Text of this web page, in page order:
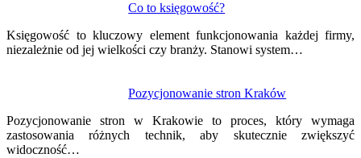
Co to księgowość?
Księgowość to kluczowy element funkcjonowania każdej firmy,
niezależnie od jej wielkości czy branży. Stanowi system…
Pozycjonowanie stron Kraków
Pozycjonowanie stron w Krakowie to proces, który wymaga
zastosowania różnych technik, aby skutecznie zwiększyć
widoczność…